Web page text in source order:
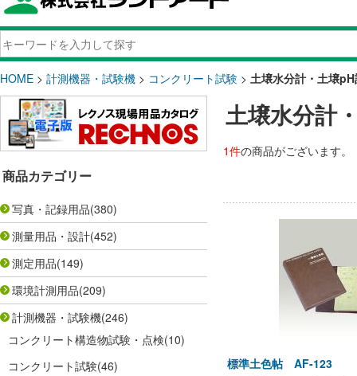
HOME > 計測機器・試験機 > コンクリート試験 > 土壌水分計・土壌
商品カテゴリー
写真・記録用品(380)
測量用品・設計(452)
測定用品(149)
環境計測用品(209)
計測機器・試験機(246)
コンクリート構造物試験・点検(10)
コンクリート試験(46)
土壌水分計
1件の商品がございます。
標準土色帖 AF-123